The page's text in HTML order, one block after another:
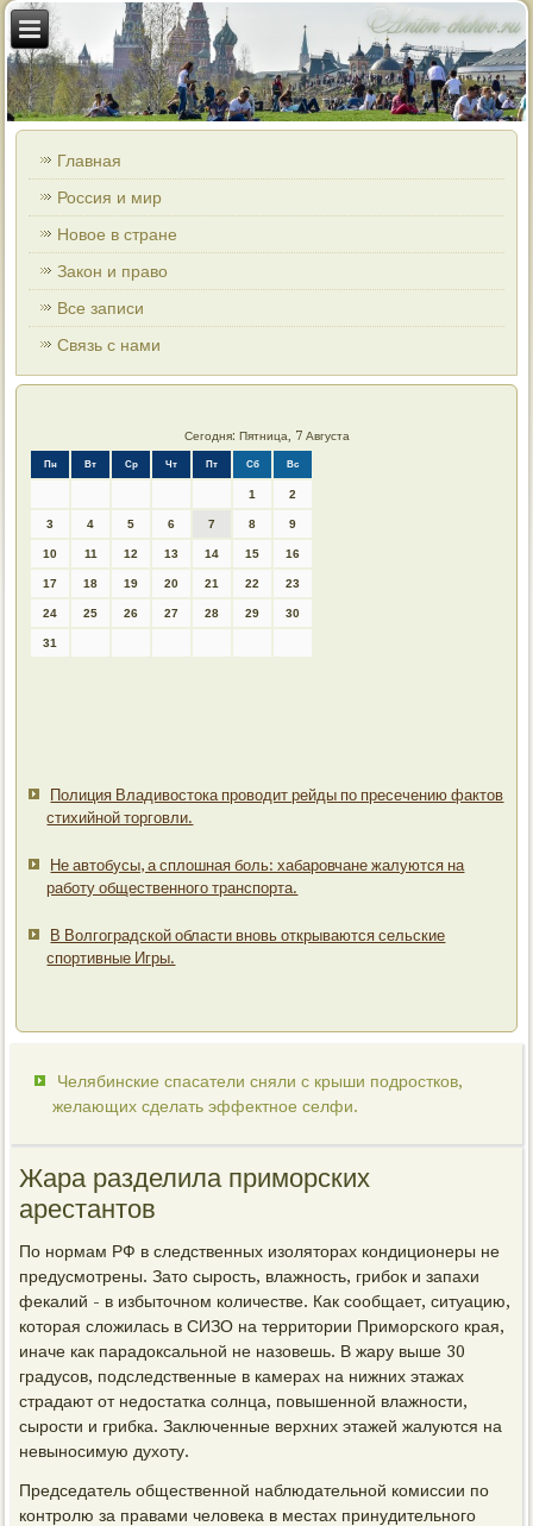
Главная
Россия и мир
Новое в стране
Закон и право
Все записи
Связь с нами
Сегодня: Пятница, 7 Августа
Пн Вт Ср Чт Пт Сб Вс
1 2
3 4 5 6 7 8 9
10 11 12 13 14 15 16
17 18 19 20 21 22 23
24 25 26 27 28 29 30
31
Полиция Владивостока проводит рейды по пресечению фактов
стихийной торговли.
Не автобусы, а сплошная боль: хабаровчане жалуются на
работу общественного транспорта.
В Волгоградской области вновь открываются сельские
спортивные Игры.
Челябинские спасатели сняли с крыши подростков,
желающих сделать эффектное селфи.
Жара разделила приморских
арестантов
По нормам РФ в следственных изоляторах кондиционеры не
предусмотрены. Зато сырость, влажность, грибок и запахи
фекалий - в избыточном количестве. Как сообщает, ситуацию,
которая сложилась в СИЗО на территории Приморского края,
иначе как парадоксальной не назовешь. В жару выше 30
градусов, подследственные в камерах на нижних этажах
страдают от недостатка солнца, повышенной влажности,
сырости и грибка. Заключенные верхних этажей жалуются на
невыносимую духоту.
Председатель общественной наблюдательной комиссии по
контролю за правами человека в местах принудительного